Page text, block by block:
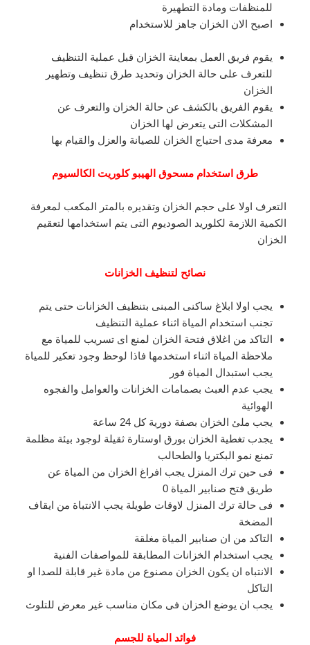
للمنظفات ومادة التطهيرة
اصبح الان الخزان جاهز للاستخدام
يقوم فريق العمل بمعاينة الخزان قبل عملية التنظيف
للتعرف على حالة الخزان وتحديد طرق تنظيف وتطهير
الخزان
يقوم الفريق بالكشف عن حالة الخزان والتعرف عن
المشكلات التى يتعرض لها الخزان
معرفة مدى احتياج الخزان للصيانة والعزل والقيام بها
طرق استخدام مسحوق الهيبو كلوريت الكالسيوم
التعرف اولا على حجم الخزان وتقديره بالمتر المكعب لمعرفة
الكمية اللازمة لكلوريد الصوديوم التى يتم استخدامها لتعقيم
الخزان
نصائح لتنظيف الخزانات
يجب اولا ابلاغ ساكنى المبنى بتنظيف الخزانات حتى يتم
تجنب استخدام المياة اثناء عملية التنظيف
التاكد من اغلاق فتحة الخزان لمنع اى تسريب للمياة مع
ملاحظة المياة اثناء استخدمها فاذا لوحظ وجود تعكير للمياة
يجب استبدال المياة فور
يجب عدم العبث بصمامات الخزانات والعوامل والفجوه
الهوائية
يجب ملئ الخزان بصفة دورية كل 24 ساعة
يجدب تغطية الخزان بورق اوستارة ثقيلة لوجود بيئة مظلمة
تمنع نمو البكتريا والطحالب
فى حين ترك المنزل يجب افراغ الخزان من المياة عن
طريق فتح صنابير المياة 0
فى حالة ترك المنزل لاوقات طويلة يجب الانتباة من ايقاف
المضخة
التاكد من ان صنابير المياة مغلقة
يجب استخدام الخزانات المطابقة للمواصفات الفنية
الانتباه ان يكون الخزان مصنوع من مادة غير قابلة للصدا او
التاكل
يجب ان يوضع الخزان فى مكان مناسب غير معرض للتلوث
فوائد المياة للجسم